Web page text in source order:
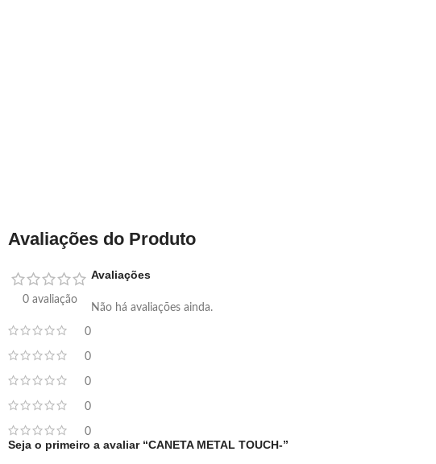
Avaliações do Produto
0 avaliação
0
0
0
0
0
Avaliações
Não há avaliações ainda.
Seja o primeiro a avaliar “CANETA METAL TOUCH-”